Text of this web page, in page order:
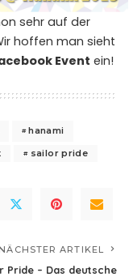
sehr auf der
hoffen man sieht
Event ein!
hanami
sailor pride
NÄCHSTER ARTIKEL
Pride – Das deutsche